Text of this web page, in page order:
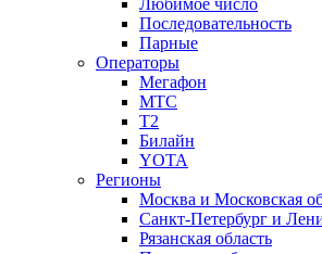
Любимое число
Последовательность
Парные
Операторы
Мегафон
МТС
Т2
Билайн
YOTA
Регионы
Москва и Московская
Санкт-Петербург и
Рязанская область